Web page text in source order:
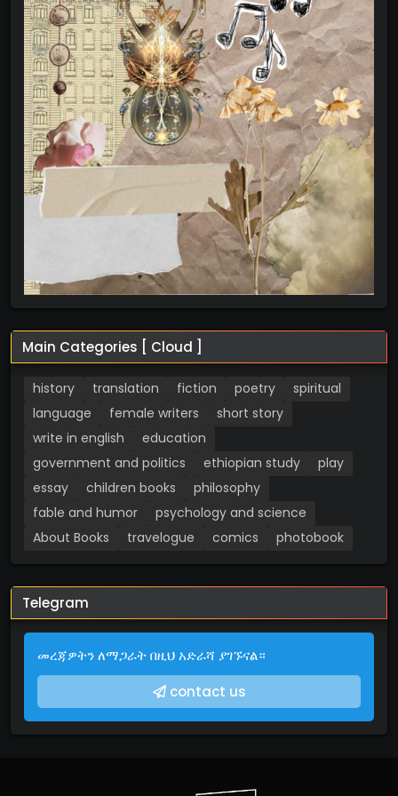
Main Categories [ Cloud ]
history translation fiction poetry
spiritual
language
female writers
short story
write in english
education
government and politics
ethiopian study
play
essay
children books
philosophy
fable and humor
psychology and science
About Books
travelogue comics photobook
Telegram
መረጃዎትን ለማጋራት በዚህ አድራሻ ያገኙናል።
contact us